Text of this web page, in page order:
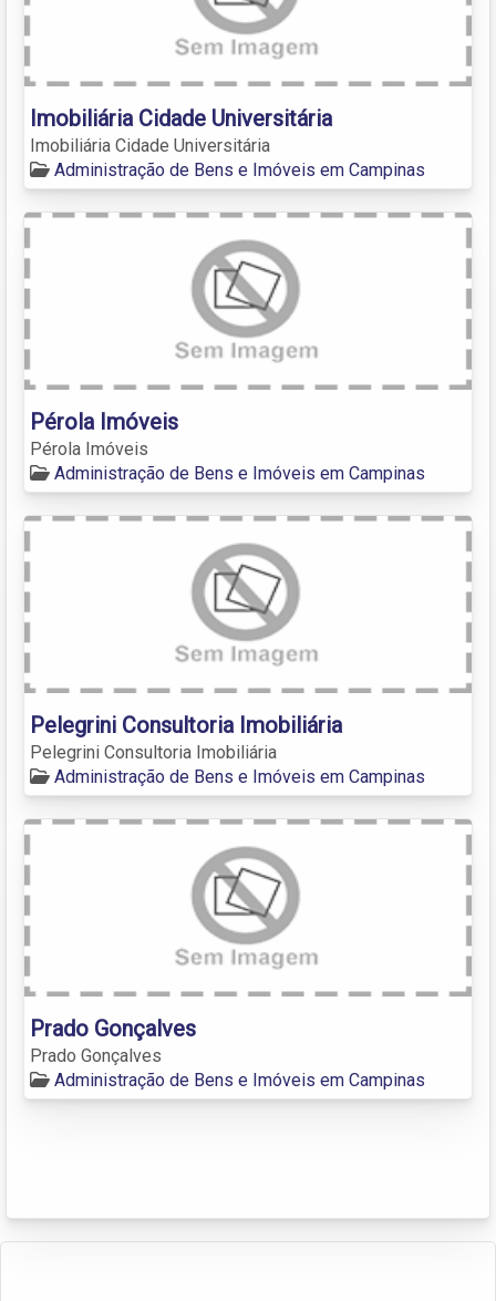
Imobiliária Cidade Universitária
Imobiliária Cidade Universitária
Administração de Bens e Imóveis em Campinas
Pérola Imóveis
Pérola Imóveis
Administração de Bens e Imóveis em Campinas
Pelegrini Consultoria Imobiliária
Pelegrini Consultoria Imobiliária
Administração de Bens e Imóveis em Campinas
Prado Gonçalves
Prado Gonçalves
Administração de Bens e Imóveis em Campinas